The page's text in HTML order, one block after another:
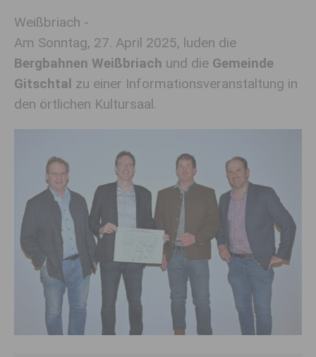
Weißbriach -
Am Sonntag, 27. April 2025, luden die
Bergbahnen Weißbriach und die Gemeinde
Gitschtal zu einer Informationsveranstaltung in
den örtlichen Kultursaal.